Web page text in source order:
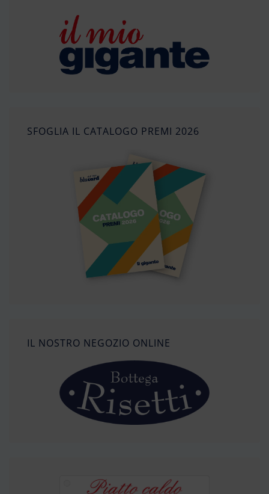
SFOGLIA IL CATALOGO PREMI 2026
IL NOSTRO NEGOZIO ONLINE